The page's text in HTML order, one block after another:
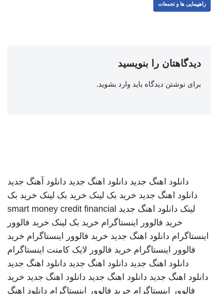
راهپیمایی ها و تجمعات
دیدگاهتان را بنویسید
برای نوشتن دیدگاه باید وارد بشوید.
دانلود اهنگ جدید دانلود اهنگ جدید دانلود آهنگ جدید
دانلود اهنگ جدید خرید بک لینک خرید بک لینک خرید بک
لینک دانلود اهنگ جدید smart money credit financial
خرید فالوور اینستاگرام خرید بک لینک خرید فالوور
اینستاگرام دانلود اهنگ جدید خرید فالوور اینستاگرام خرید
فالوور اینستاگرام خرید فالوور لایک کامنت اینستاگرام
دانلود اهنگ جدید دانلود اهنگ جدید دانلود اهنگ جدید
دانلود اهنگ جدید دانلود اهنگ جدید دانلود اهنگ جدید خرید
فالوور اینستاگرام خرید فالوور اینستاگرام دانلود اهنگ